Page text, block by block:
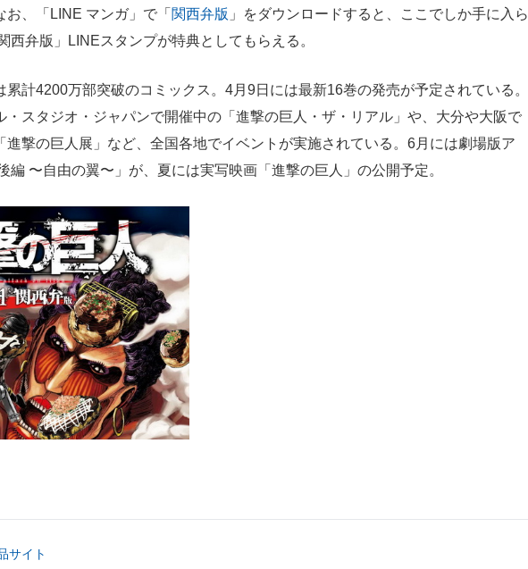
、「LINE マンガ」で「 関西弁版 」をダウンロードすると、ここでしか手に入ら
西弁版」LINEスタンプが特典としてもらえる。
計4200万部突破のコミックス。4月9日には最新16巻の発売が予定されている。
・スタジオ・ジャパンで開催中の「進撃の巨人・ザ・リアル」や、大分や大阪で
進撃の巨人展」など、全国各地でイベントが実施されている。6月には劇場版ア
編 〜自由の翼〜」が、夏には実写映画「進撃の巨人」の公開予定。
サイト